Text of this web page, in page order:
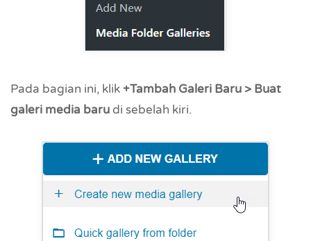
Pada bagian ini, klik+Tambah Galeri Baru > Buat
galeri media barudi sebelah kiri.